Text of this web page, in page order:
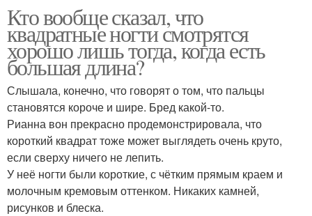
Кто вообще сказал, что
квадратные ногти смотрятся
хорошо лишь тогда, когда есть
большая длина?
Слышала, конечно, что говорят о том, что пальцы
становятся короче и шире. Бред какой-то.
Рианна вон прекрасно продемонстрировала, что
короткий квадрат тоже может выглядеть очень круто,
если сверху ничего не лепить.
У неё ногти были короткие, с чётким прямым краем и
молочным кремовым оттенком. Никаких камней,
рисунков и блеска.